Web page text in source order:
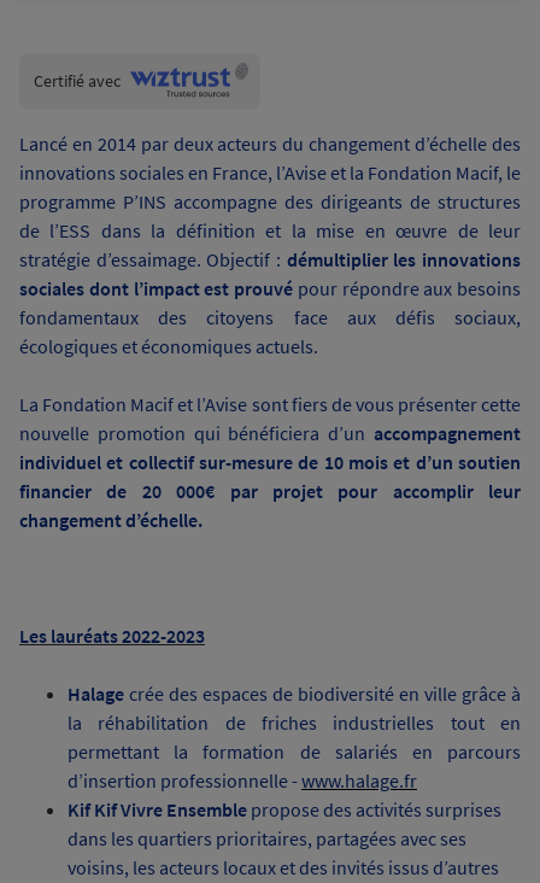
Certifié avecWiztrust
trusted
Lancé en 2014 par deux acteurs du changement d’échelle des
innovations sociales en France, l’Avise et la Fondation Macif, le
programme P’INS accompagne des dirigeants de structures
de l’ESS dans la définition et la mise en œuvre de leur
stratégie d’essaimage. Objectif : démultiplier les innovations
sociales dont l’impact est prouvé pour répondre aux besoins
fondamentaux des citoyens face aux défis sociaux,
écologiques et économiques actuels.
La Fondation Macif et l’Avise sont fiers de vous présenter cette
nouvelle promotion qui bénéficiera d’unaccompagnement
individuel et collectif sur-mesure de 10 mois et d’un soutien
financier de 20 000€ par projet pour accomplir leur
changement d’échelle.
Les lauréats 2022-2023
Halage crée des espaces de biodiversité en ville grâce à
la réhabilitation de friches industrielles tout en
permettant la formation de salariés en parcours
d’insertion professionnelle -www.halage.fr
Kif Kif Vivre Ensemble propose des activités surprises
dans les quartiers prioritaires, partagées avec ses
voisins, les acteurs locaux et des invités issus d’autres